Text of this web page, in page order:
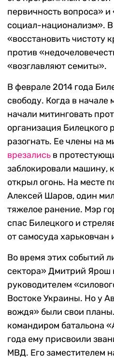
первичность вопроса»
социал-национализм».
«восстановить чистоту
против
«возглавляют семиты».
В феврале 2014 года
свободу. Когда в начале
начали митинговать
организация Билецкого
разогнать. Ее члены на
врезались в
заблокировали машину,
открыл огонь. На месте
Алексей Шаров, один
тяжелое ранение. Мэр
спас Билецкого и
от самосуда
Во время этих событий
сектора» Дмитрий Ярош
руководителем
Востоке Украины. Но у
вождя» были свои
командиром батальона
года ему присвоили
МВД. Его заместителем